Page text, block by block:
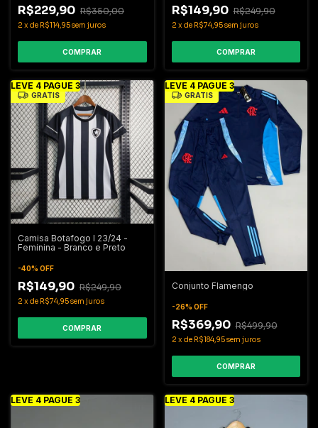
R$229,90 R$350,00
2 xde R$114,95sem juros
COMPRAR
R$149,90 R$249,90
2 xde R$74,95sem juros
COMPRAR
LEVE 4 PAGUE 3
GRÁTIS
Camisa Botafogo I 23/24 -
Feminina - Branco e Preto
-40% OFF
R$149,90 R$249,90
2 x de R$74,95sem juros
COMPRAR
LEVE 4 PAGUE 3
GRÁTIS
Conjunto Flamengo
-26% OFF
R$369,90 R$499,90
2 xde R$184,95sem juros
COMPRAR
LEVE 4 PAGUE 3 LEVE 4 PAGUE 3